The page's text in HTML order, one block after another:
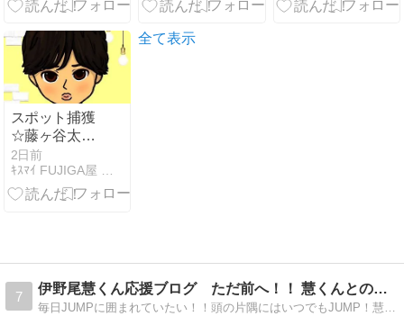
スポット捕獲
☆藤ヶ谷太輔
古着モノ語り
@仙台編
2日前
全て表示
7
伊野尾慧くん応援ブログ ただ前へ！！ 慧くんとの幸せLife